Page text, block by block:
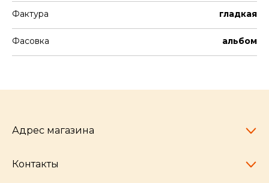
Фактура гладкая
Фасовка альбом
Адрес магазина
Челябинск,
Контакты